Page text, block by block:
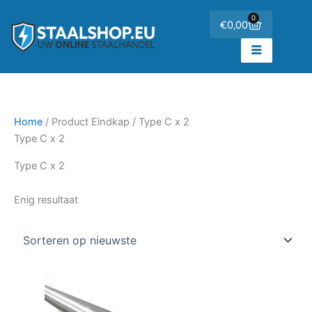
inhoud
naar
€0,00 0
Home / Product Eindkap / Type C x 2
Type C x 2
Type C x 2
Enig resultaat